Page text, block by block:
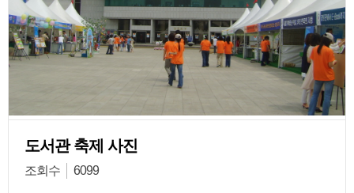
도서관 축제 사진
조회수 6099